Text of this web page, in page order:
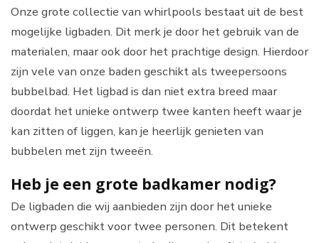
Onze grote collectie van whirlpools bestaat uit de best
mogelijke ligbaden. Dit merk je door het gebruik van de
materialen, maar ook door het prachtige design. Hierdoor
zijn vele van onze baden geschikt als tweepersoons
bubbelbad. Het ligbad is dan niet extra breed maar
doordat het unieke ontwerp twee kanten heeft waar je
kan zitten of liggen, kan je heerlijk genieten van
bubbelen met zijn tweeën.
Heb je een grote badkamer nodig?
De ligbaden die wij aanbieden zijn door het unieke
ontwerp geschikt voor twee personen. Dit betekent